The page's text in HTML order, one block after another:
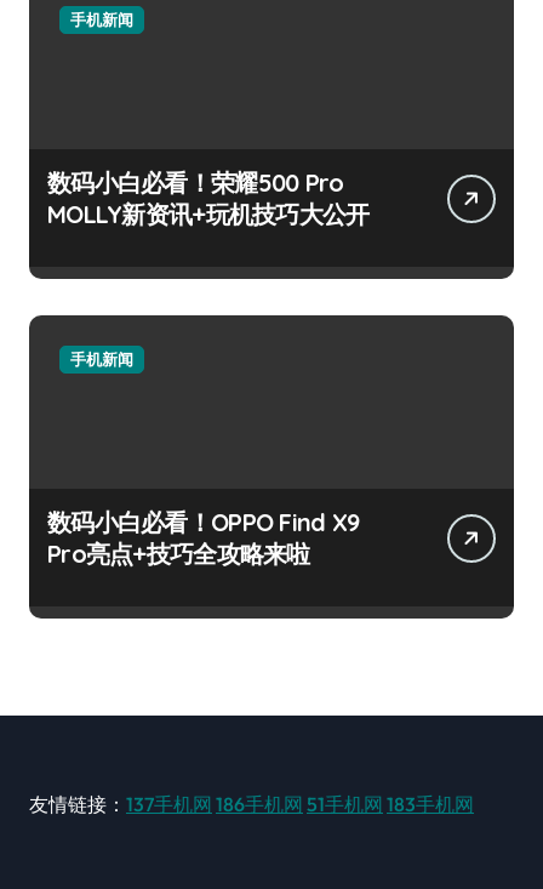
手机新闻
数码小白必看！荣耀500 Pro
MOLLY新资讯+玩机技巧大公开
手机新闻
数码小白必看！OPPO Find X9
Pro亮点+技巧全攻略来啦
友情链接： 137手机网 186手机网 51手机网 183手机网